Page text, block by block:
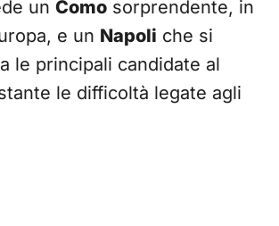
un Como sorprendente, in
e un Napoli che si
le principali candidate al
le difficoltà legate agli